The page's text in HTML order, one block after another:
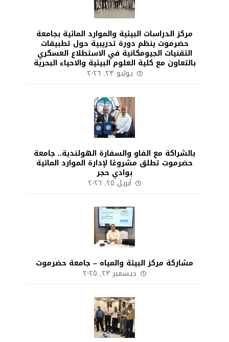
مركز الدراسات البيئية والموارد المائية بجامعة
حضرموت ينظم دورة تدريبية حول تطبيقات
التقنيات الجيومكانية في الاستطلاع العسكري
بالتعاون مع كلية العلوم البيئية والاحياء البحرية
يوليو ٢٣, ٢٠٢٦
بالشراكة مع الفاو والسفارة الهولندية.. جامعة
حضرموت تطلق مشروعًا لإدارة الموارد المائية
بوادي حجر
أبريل ٢٥, ٢٠٢٦
مشاركة مركز البيئة والمياه – جامعة حضرموت
ديسمبر ٢٣, ٢٠٢٥